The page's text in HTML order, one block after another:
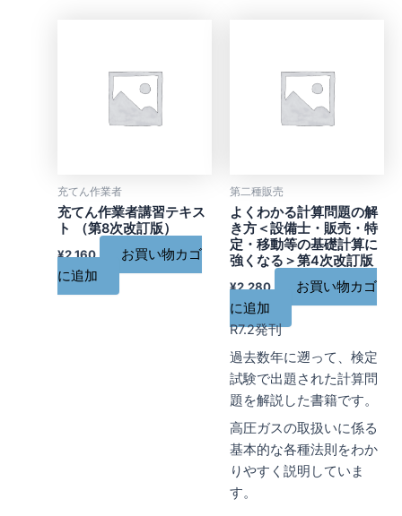
充てん作業者
充てん作業者講習テキス
ト （第8次改訂版）
¥2,160
お買い物カゴ
に追加
第二種販売
よくわかる計算問題の解
き方＜設備士・販売・特
定・移動等の基礎計算に
強くなる＞第4次改訂版
¥2,280
お買い物カゴ
に追加
R7.2発刊
過去数年に遡って、検定
試験で出題された計算問
題を解説した書籍です。
高圧ガスの取扱いに係る
基本的な各種法則をわか
りやすく説明していま
す。